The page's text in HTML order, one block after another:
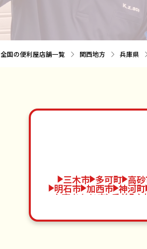
全国の便利屋店舗一覧 関西地方 兵庫県
三木市 多可町 高
明石市 加西市 神河町
南あわじ市 香美町